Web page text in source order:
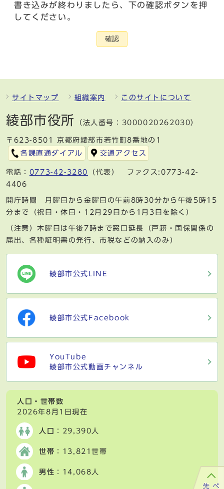
書き込みが終わりましたら、下の確認ボタンを押
してください。
確認
サイトマップ 組織案内 このサイトについて
綾部市役所 （法人番号：3000020262030）
〒623-8501 京都府綾部市若竹町8番地の1
各課直通ダイアル
交通アクセス
電話： 0773-42-3280
（代表） ファクス:0773-42-
4406
開庁時間 月曜日から金曜日の午前8時30分から午後5時15
分まで（祝日・休日・12月29日から1月3日を除く）
（注意）木曜日は午後7時まで窓口延長（戸籍・国保関係の
届出、各種証明書の発行、市税などの納入のみ）
綾部市公式LINE
綾部市公式Facebook
YouTube
綾部市公式動画チャンネル
人口・世帯数
2026年8月1日現在
人口 ：29,390人
世帯 ：13,821世帯
男性 ：14,068人